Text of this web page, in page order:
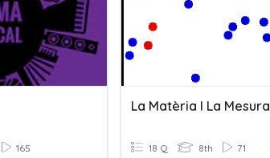
165
La Matèria I La Mesura
18 Q 8th 71